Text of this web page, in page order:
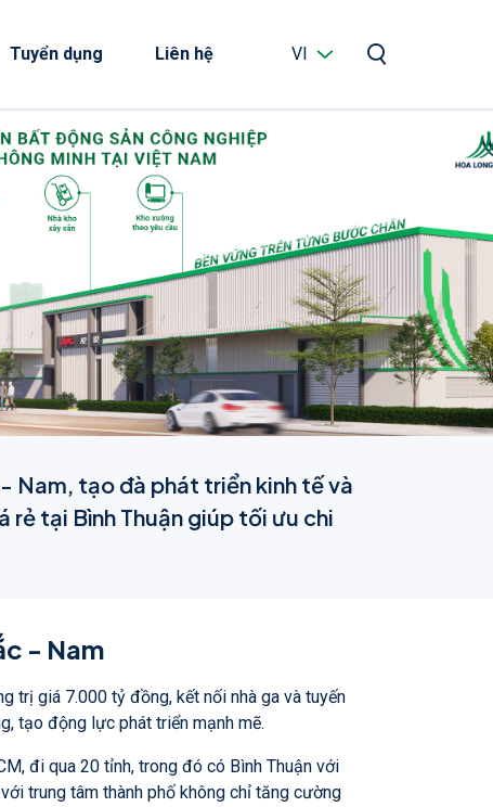
Tuyển dụng Liên hệ VI
Nam, tạo đà phát triển kinh tế và
tại Bình Thuận giúp tối ưu chi
- Nam
trị giá 7.000 tỷ đồng, kết nối nhà ga và tuyến
tạo động lực phát triển mạnh mẽ.
đi qua 20 tỉnh, trong đó có Bình Thuận với
trung tâm thành phố không chỉ tăng cường